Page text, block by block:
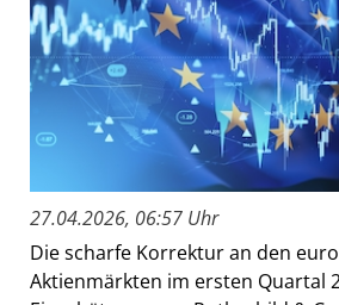
27.04.2026, 06:57 Uhr
Die scharfe Korrektur an den
Aktienmärkten im ersten Quartal